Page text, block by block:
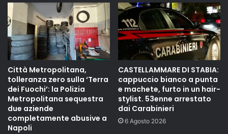
Città Metropolitana,
tolleranza zero sulla ‘Terra
dei Fuochi’: la Polizia
Metropolitana sequestra
due aziende
completamente abusive a
Napoli
CASTELLAMMARE DI STABIA:
cappuccio bianco a punta
e machete, furto in un hair-
stylist. 53enne arrestato
dai Carabinieri
6 Agosto 2026